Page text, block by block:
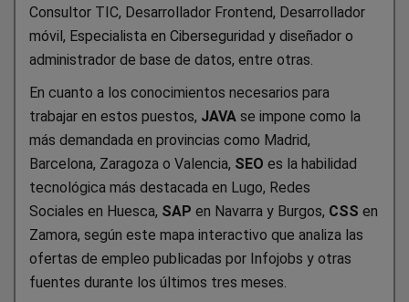
Consultor TIC, Desarrollador Frontend, Desarrollador
móvil, Especialista en Ciberseguridad y diseñador o
administrador de base de datos, entre otras.
En cuanto a los conocimientos necesarios para
trabajar en estos puestos, JAVA se impone como la
más demandada en provincias como Madrid,
Barcelona, Zaragoza o Valencia, SEO es la habilidad
tecnológica más destacada en Lugo, Redes
Sociales en Huesca, SAP en Navarra y Burgos, CSS en
Zamora, según este mapa interactivo que analiza las
ofertas de empleo publicadas por Infojobs y otras
fuentes durante los últimos tres meses.